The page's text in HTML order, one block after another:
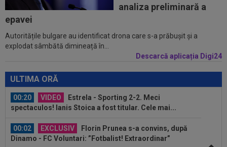
analiza preliminară a
epavei
Autoritățile bulgare au identificat drona care s-a prăbușit și a
explodat sâmbătă dimineață în...
Descarcă aplicația Digi24
ULTIMA ORĂ
Florin Pîrvu a surprins pe toată lumea, după
umilința cu Dinamo
00:38 VIDEO
Barcelona a pierdut trofeul ”Friuli
Venezia Giulia Cup”! Udinese a dat lovitura...
ce Dinamo a învins-o pe FC Voluntari cu...
00:20 VIDEO
Estrela - Sporting 2-2. Meci
spectaculos! Ianis Stoica a fost titular. Cele mai...
00:02 EXCLUSIV
Florin Prunea s-a convins, după
Dinamo - FC Voluntari: ”Fotbalist! Extraordinar”